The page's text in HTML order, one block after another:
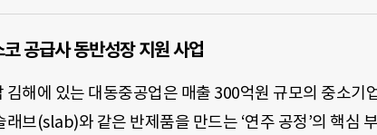
코 공급사 동반성장 지원 사업
김해에 있는 대동중공업은 매출 300억원 규모의 중소기
래브(slab)와 같은 반제품을 만드는 ‘연주 공정’의 핵심